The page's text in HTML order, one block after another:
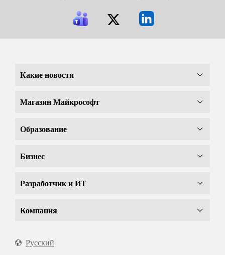
Какие новости
Магазин Майкрософт
Образование
Бизнес
Разработчик и ИТ
Компания
Русский